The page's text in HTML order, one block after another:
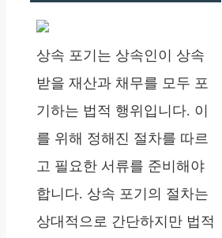
상속 포기는 상속인이 상속
받을 재산과 채무를 모두 포
기하는 법적 행위입니다. 이
를 위해 정해진 절차를 따르
고 필요한 서류를 준비해야
합니다. 상속 포기의 절차는
상대적으로 간단하지만 법적